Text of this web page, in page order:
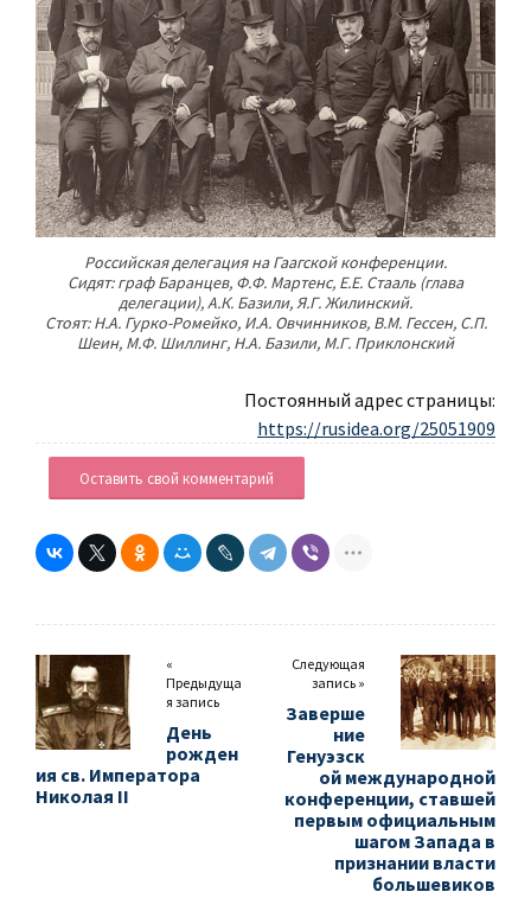
Российская делегация на Гаагской конференции.
Сидят: граф Баранцев, Ф.Ф. Мартенс, Е.Е. Стааль (глава
делегации), А.К. Базили, Я.Г. Жилинский.
Стоят: Н.А. Гурко-Ромейко, И.А. Овчинников, В.М. Гессен, С.П.
Шеин, М.Ф. Шиллинг, Н.А. Базили, М.Г. Приклонский
Постоянный адрес страницы:
https://rusidea.org/25051909
Оставить свой комментарий
«
Предыдуща
я запись
День
рожден
ия св. Императора
Николая II
Следующая
запись »
Заверше
ние
Генуэзск
ой международной
конференции, ставшей
первым официальным
шагом Запада в
признании власти
большевиков